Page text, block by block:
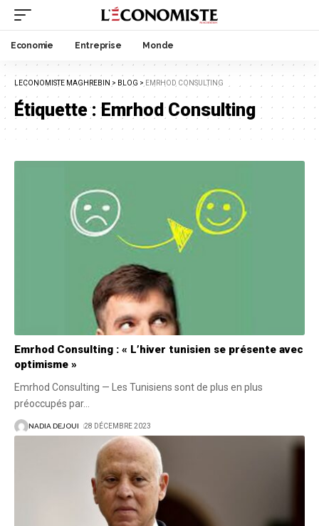
Economie Entreprise Monde
LECONOMISTE MAGHREBIN > BLOG > EMRHOD CONSULTING
Étiquette :Emrhod Consulting
Emrhod Consulting : « L’hiver tunisien se présente avec
optimisme »
Emrhod Consulting — Les Tunisiens sont de plus en plus
préoccupés par…
NADIA DEJOUI 28 DÉCEMBRE 2023